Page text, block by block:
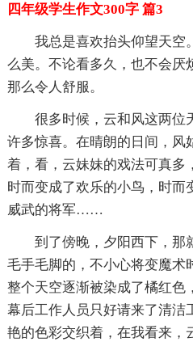
四年级学生作文300字 篇3
我总是喜欢抬头仰望天空
么美。不论看多久，也不会厌
那么令人舒服。
很多时候，云和风这两位
许多惊喜。在晴朗的日间，风
着，看，云妹妹的戏法可真多
时而变成了欢乐的小鸟，时而
威武的将军……
到了傍晚，夕阳西下，那
毛手毛脚的，不小心将变魔术
整个天空逐渐被染成了橘红
幕后工作人员只好请来了清洁
艳的色彩交织着，在我看来，